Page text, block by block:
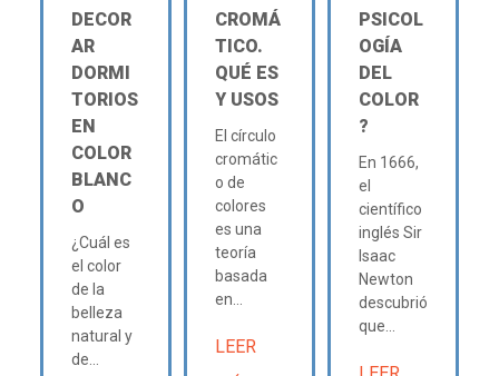
DECOR
AR
DORMI
TORIOS
EN
COLOR
BLANC
O
¿Cuál es
el color
de la
belleza
natural y
de...
CROMÁ
TICO.
QUÉ ES
Y USOS
El círculo
cromátic
o de
colores
es una
teoría
basada
en...
LEER
PSICOL
OGÍA
DEL
COLOR
?
En 1666,
el
científico
inglés Sir
Isaac
Newton
descubrió
que...